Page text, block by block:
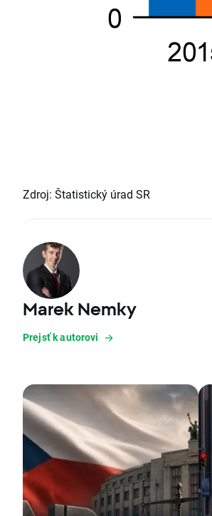
Zdroj: Štatistický úrad SR
Marek Nemky
Prejsť k autorovi